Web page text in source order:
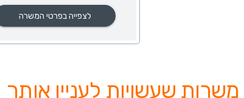
לצפייה בפרטי המשרה